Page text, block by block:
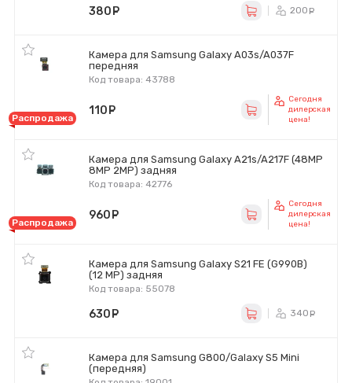
380 200
Камера для Samsung Galaxy A03s/A037F
передняя
Код товара: 43788
Распродажа
110
Сегодня
дилерская
цена!
Камера для Samsung Galaxy A21s/A217F (48MP
8MP 2MP) задняя
Код товара: 42776
Распродажа
960
Сегодня
дилерская
цена!
Камера для Samsung Galaxy S21 FE (G990B)
(12 MP) задняя
Код товара: 55078
630 340
Камера для Samsung G800/Galaxy S5 Mini
(передняя)